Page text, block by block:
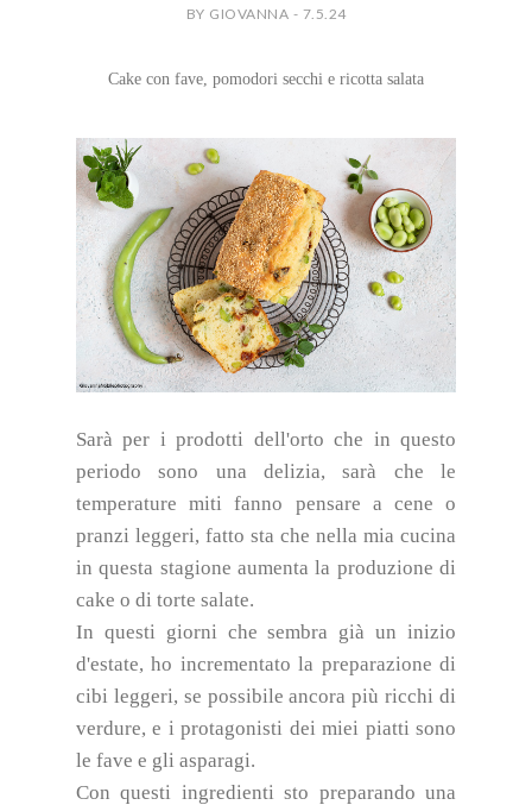
BY GIOVANNA - 7.5.24
Cake con fave, pomodori secchi e ricotta salata
Sarà per i prodotti dell'orto che in questo
periodo sono una delizia, sarà che le
temperature miti fanno pensare a cene o
pranzi leggeri, fatto sta che nella mia cucina
in questa stagione aumenta la produzione di
cake o di torte salate.
In questi giorni che sembra già un inizio
d'estate, ho incrementato la preparazione di
cibi leggeri, se possibile ancora più ricchi di
verdure, e i protagonisti dei miei piatti sono
le fave e gli asparagi.
Con questi ingredienti sto preparando una